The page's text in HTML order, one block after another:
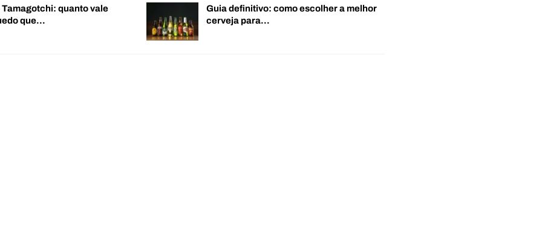
Tamagotchi: quanto vale
que…
Guia definitivo: como escolher a melhor
cerveja para…